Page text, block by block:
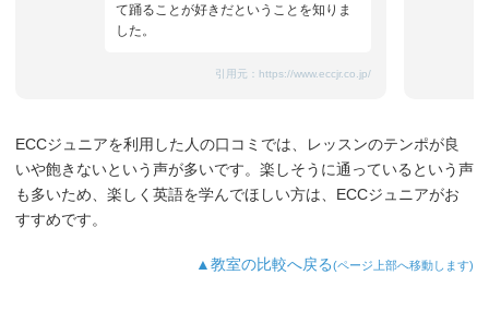
て踊ることが好きだということを知りま
した。
引用元： https://www.eccjr.co.jp/
ECCジュニアを利用した人の口コミでは、レッスンのテンポが良
いや飽きないという声が多いです。楽しそうに通っているという声
も多いため、楽しく英語を学んでほしい方は、ECCジュニアがお
すすめです。
▲教室の比較へ戻る(ページ上部へ移動します)